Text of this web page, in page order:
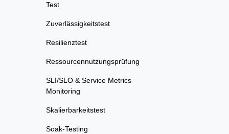
Test
Zuverlässigkeitstest
Resilienztest
Ressourcennutzungsprüfung
SLI/SLO & Service Metrics
Monitoring
Skalierbarkeitstest
Soak-Testing